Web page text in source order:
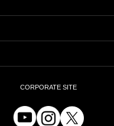
CORPORATE SITE